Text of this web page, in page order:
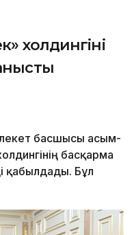
холдингінің
басшысы Қасым-
басқарма
қабылдады. Бұл